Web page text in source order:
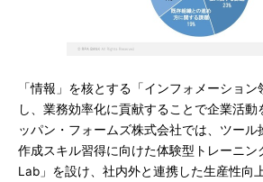
「情報」を核とする「インフォメーショ
し、業務効率化に貢献することで企業活動
ッパン・フォームズ株式会社では、ツール
作成スキル習得に向けた体験型トレーニン
Lab」を設け、社内外と連携した生産性向